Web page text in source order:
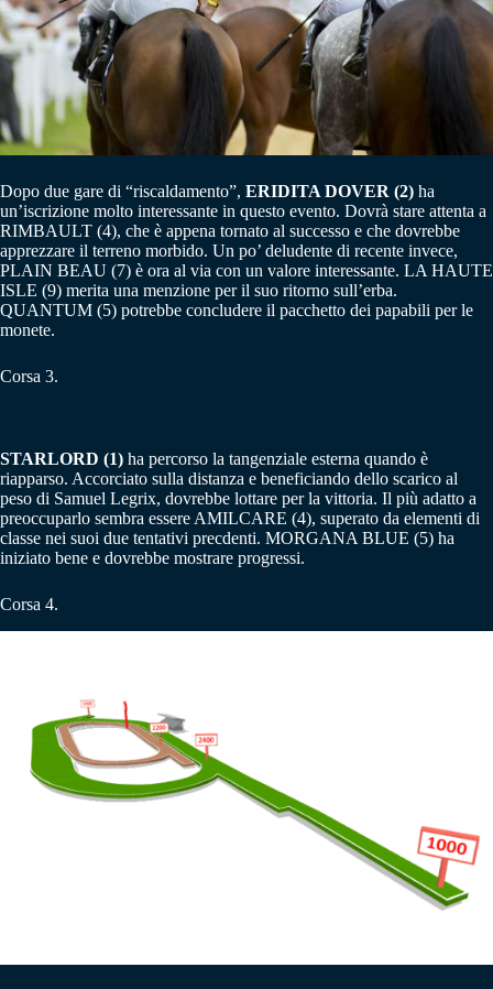
Dopo due gare di “riscaldamento”, ERIDITA DOVER (2) ha
un’iscrizione molto interessante in questo evento. Dovrà stare attenta a
RIMBAULT (4), che è appena tornato al successo e che dovrebbe
apprezzare il terreno morbido. Un po’ deludente di recente invece,
PLAIN BEAU (7) è ora al via con un valore interessante. LA HAUTE
ISLE (9) merita una menzione per il suo ritorno sull’erba.
QUANTUM (5) potrebbe concludere il pacchetto dei papabili per le
monete.
Corsa 3.
STARLORD (1) ha percorso la tangenziale esterna quando è
riapparso. Accorciato sulla distanza e beneficiando dello scarico al
peso di Samuel Legrix, dovrebbe lottare per la vittoria. Il più adatto a
preoccuparlo sembra essere AMILCARE (4), superato da elementi di
classe nei suoi due tentativi precdenti. MORGANA BLUE (5) ha
iniziato bene e dovrebbe mostrare progressi.
Corsa 4.